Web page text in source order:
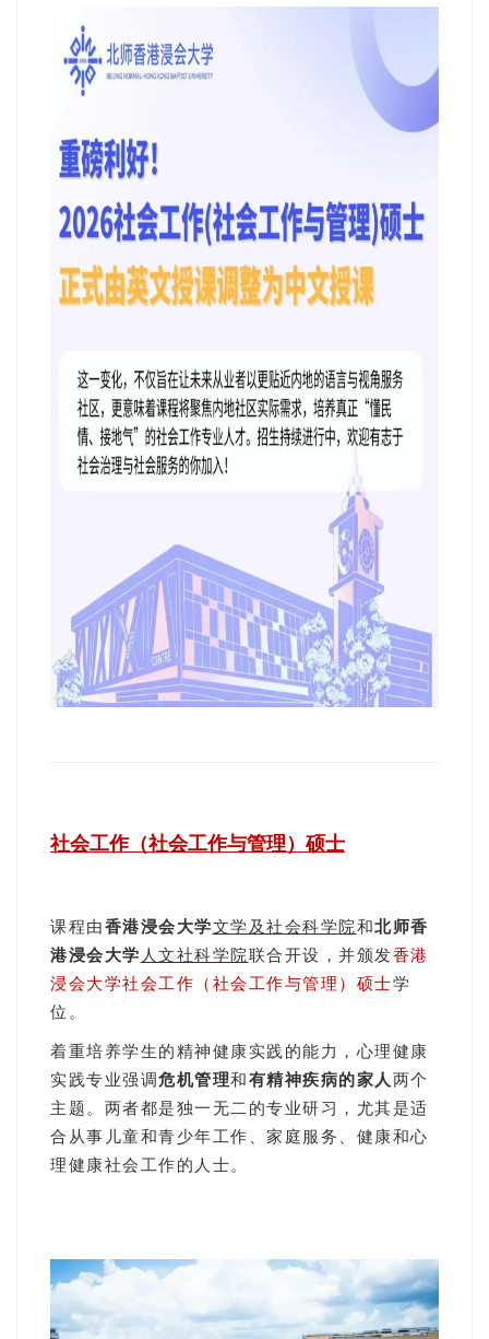
社会工作（社会工作与管理）硕士
课程由香港浸会大学文学及社会科学院和北师香
港浸会大学 人文社科学院联合开设，并颁发香港
浸会大学社会工作（社会工作与管理）硕士学
位。
着重培养学生的精神健康实践的能力，心理健康
实践专业强调危机管理和有精神疾病的家人两个
主题。两者都是独一无二的专业研习，尤其是适
合从事儿童和青少年工作、家庭服务、健康和心
理健康社会工作的人士。